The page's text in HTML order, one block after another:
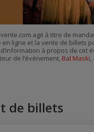
agit à titre de
en ligne et la vente de billets
à propos de cet
de l’événement, Bal Maski,
de billets